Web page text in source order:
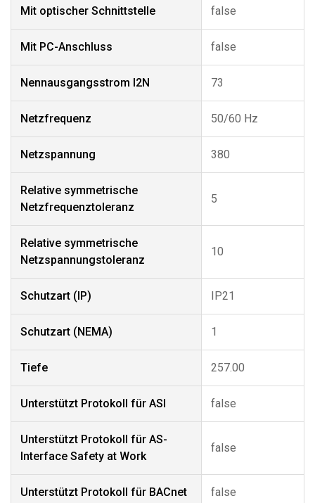
Mit optischer Schnittstelle false
Mit PC-Anschluss false
Nennausgangsstrom I2N 73
Netzfrequenz 50/60 Hz
Netzspannung 380
Relative symmetrische
Netzfrequenztoleranz
5
Relative symmetrische
Netzspannungstoleranz
10
Schutzart (IP) IP21
Schutzart (NEMA) 1
Tiefe 257.00
Unterstützt Protokoll für ASI false
Unterstützt Protokoll für AS-
Interface Safety at Work
false
Unterstützt Protokoll für BACnet false